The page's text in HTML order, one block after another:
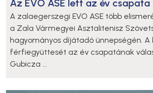
Az EVO ASE lett az év
A zalaegerszegi EVO ASE több
a Zala Vármegyei Asztalitenisz
hagyományos díjátadó ünnepségén. A
férfiegyüttesét az év csapatának
Gubicza ...